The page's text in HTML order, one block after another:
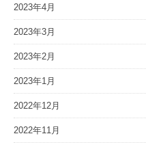
2023年4月
2023年3月
2023年2月
2023年1月
2022年12月
2022年11月